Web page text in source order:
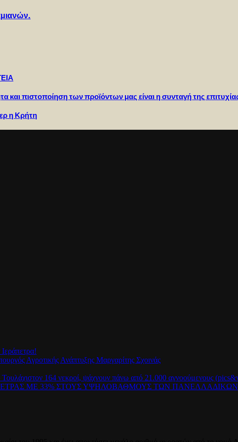
και πιστοποίηση των προϊόντων μας είναι η συνταγή της
η Κρήτη
Αγροτικής Ανάπτυξης Μαργαρίτης Σχοινάς
164 νεκροί, ψάχνουν πάνω από 21.000 αγνοούμενους
ΜΕ 33% ΣΤΟΥΣ ΥΨΗΛΟΒΑΘΜΟΥΣ ΤΩΝ